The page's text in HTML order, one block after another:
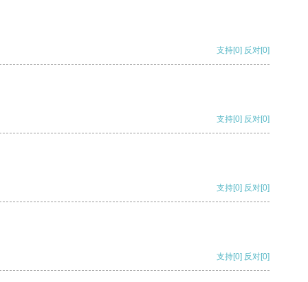
支持[0] 反对[0]
支持[0] 反对[0]
支持[0] 反对[0]
支持[0] 反对[0]